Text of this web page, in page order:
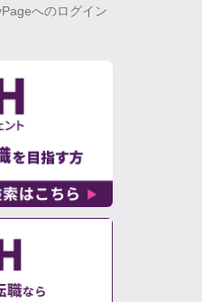
へのログイン